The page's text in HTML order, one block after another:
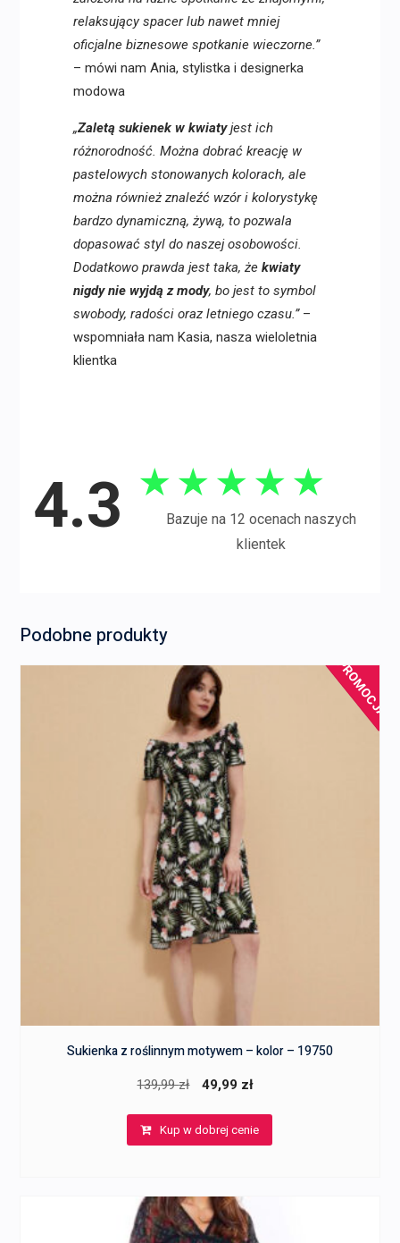
relaksujący spacer lub nawet mniej
oficjalne biznesowe spotkanie wieczorne.”
– mówi nam Ania, stylistka i designerka
modowa
„Zaletą sukienek w kwiatyjest ich
różnorodność. Można dobrać kreację w
pastelowych stonowanych kolorach, ale
można również znaleźć wzór i kolorystykę
bardzo dynamiczną, żywą, to pozwala
dopasować styl do naszej osobowości.
Dodatkowo prawda jest taka, że kwiaty
nigdy nie wyjdą z mody, bo jest to symbol
swobody, radości oraz letniego czasu.”–
wspomniała nam Kasia, nasza wieloletnia
klientka
4.3 ★ ★ ★ ★ ★
Bazuje na 12 ocenach naszych
klientek
Podobne produkty
PROMOCJA!
Sukienka z roślinnym motywem – kolor – 19750
139,99zł
Pierwotna
wynosiła:
49,99 zł
Kup w dobrej cenie